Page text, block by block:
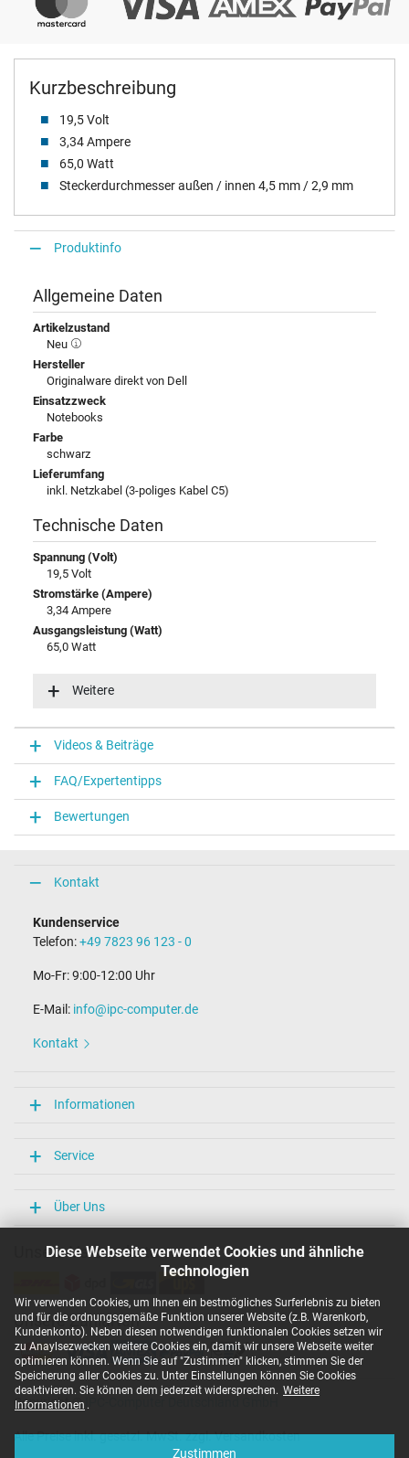
Diese Webseite verwendet Cookies und ähnliche
Technologien
Wir verwenden Cookies, um Ihnen ein bestmögliches Surferlebnis zu bieten
und für die ordnungsgemäße Funktion unserer Website (z.B. Warenkorb,
Kundenkonto). Neben diesen notwendigen funktionalen Cookies setzen wir
zu Anaylsezwecken weitere Cookies ein, damit wir unsere Webseite weiter
optimieren können. Wenn Sie auf "Zustimmen" klicken, stimmen Sie der
Speicherung aller Cookies zu. Unter Einstellungen können Sie Cookies
deaktivieren. Sie können dem jederzeit widersprechen. Weitere
Informationen .
Zustimmen
Kurzbeschreibung
19,5 Volt
3,34 Ampere
65,0 Watt
Steckerdurchmesser außen / innen 4,5 mm / 2,9 mm
Produktinfo
Allgemeine Daten
Artikelzustand
Neu
Hersteller
Originalware direkt von Dell
Einsatzzweck
Notebooks
Farbe
schwarz
Lieferumfang
inkl. Netzkabel (3-poliges Kabel C5)
Technische Daten
Spannung (Volt)
19,5 Volt
Stromstärke (Ampere)
3,34 Ampere
Ausgangsleistung (Watt)
65,0 Watt
100-240V / 50-60Hz
Funktions-LED
Funktions-LED im Stecker
Notebook Stecker
Steckertyp / -form
rund / 180° gerade
9,5 mm
Ja
Länge Anschlusskabel (m) (ca.)
Länge / Breite / Höhe
Weitere Daten
Ja
CE
N
PSE
SEC
Singapore Safety Mark
TÜV Argentina Certificado
TÜV Geprüfte Sicherheit
UKCA
UL Listed
Weitere
Videos & Beiträge
FAQ/Expertentipps
Bewertungen
Kontakt
Kundenservice
Telefon:+49 7823 96 123 - 0
Mo-Fr: 9:00-12:00 Uhr
E-Mail: info@ipc-computer.de
Kontakt
Informationen
Service
Über Uns
Unsere Versandarten
Unsere Zahlarten
Copyright ©
Alle Preise inkl. gesetzl. MwSt. zzgl. Versandkosten